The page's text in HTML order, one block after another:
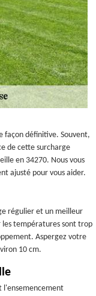
façon définitive. Souvent,
de cette surcharge
en 34270. Nous vous
ajusté pour vous aider.
régulier et un meilleur
les températures sont trop
Aspergez votre
10 cm.
l'ensemencement